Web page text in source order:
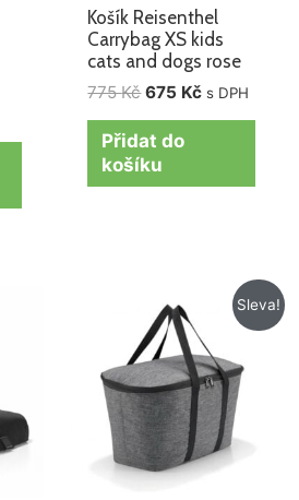
Košík Reisenthel
Carrybag XS kids
cats and dogs rose
775Kč 675 Kč s DPH
Přidat do
košíku
Sleva!
cena
byla:
995 Kč.
Aktuální
cena
695 Kč.